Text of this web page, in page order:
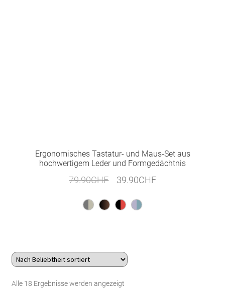
Ergonomisches Tastatur- und Maus-Set aus
hochwertigem Leder und Formgedächtnis
79.90CHF
Ursprünglicher
war:
39.90CHFAktueller
Alle 18 Ergebnisse werden angezeigtNach